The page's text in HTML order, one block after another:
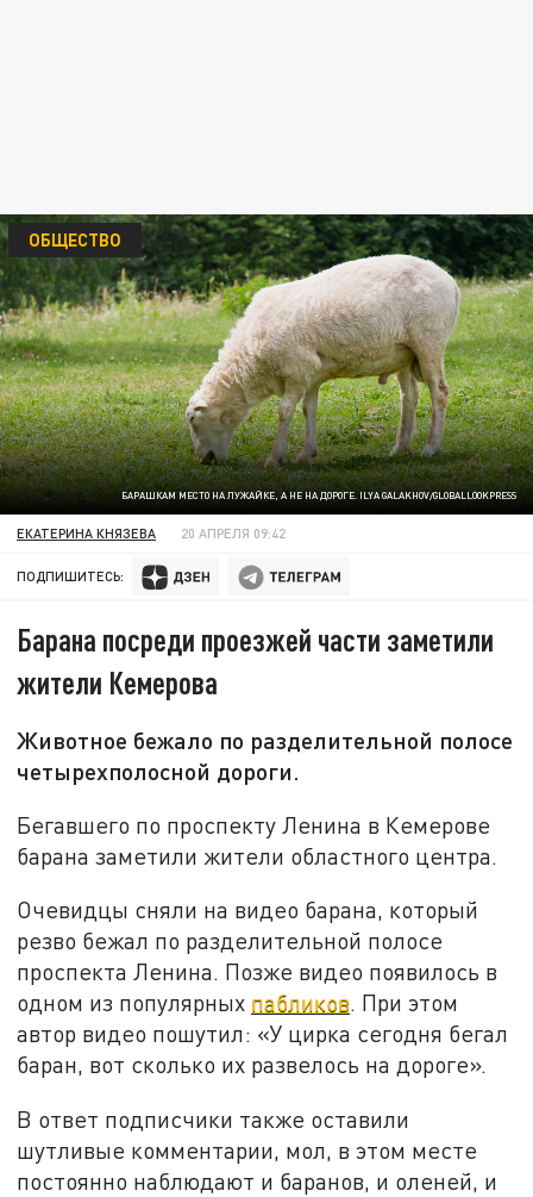
БАРАШКАМ МЕСТО НА ЛУЖАЙКЕ, А НЕ НА ДОРОГЕ. ILYA GALAKHOV/GLOBALLOOKPRESS
ОБЩЕСТВО
ЕКАТЕРИНА КНЯЗЕВА 20 АПРЕЛЯ 09:42
ПОДПИШИТЕСЬ:
Барана посреди проезжей части заметили
жители Кемерова
Животное бежало по разделительной полосе
четырехполосной дороги.
Бегавшего по проспекту Ленина в Кемерове
барана заметили жители областного центра.
Очевидцы сняли на видео барана, который
резво бежал по разделительной полосе
проспекта Ленина. Позже видео появилось в
одном из популярных пабликов. При этом
автор видео пошутил: «У цирка сегодня бегал
баран, вот сколько их развелось на дороге».
В ответ подписчики также оставили
шутливые комментарии, мол, в этом месте
постоянно наблюдают и баранов, и оленей, и